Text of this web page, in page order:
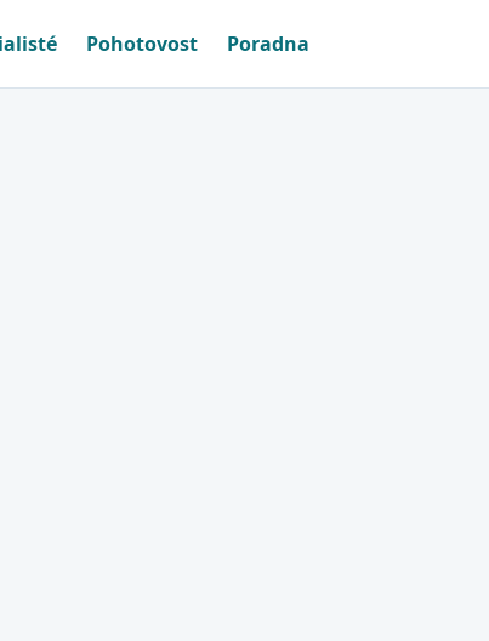
Pohotovost Poradna